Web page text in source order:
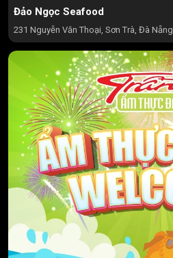
Đảo Ngọc Seafood
231 Nguyễn Văn Thoại, Sơn Trà, Đà Nẵng